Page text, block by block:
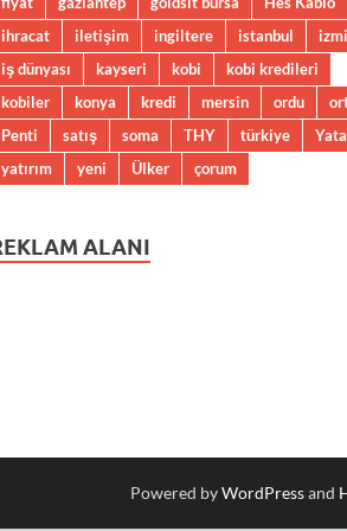
ihracat
iletişim ingiltere istanbul
iş dünyası
kayseri kobi
kobi kredileri
kobiler
konya kredi mersin ordu
Penti
satış soma THY türkiye
yatırım
yeni Ülker çorum
ALANI
Powered byWordPressand